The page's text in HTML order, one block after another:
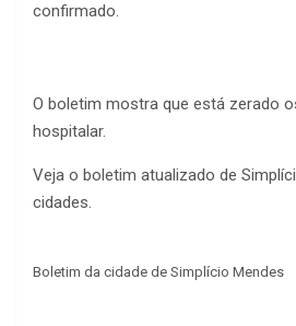
confirmado.
O boletim mostra que está zerado
hospitalar.
Veja o boletim atualizado de
cidades.
Boletim da cidade de Simplício Mendes